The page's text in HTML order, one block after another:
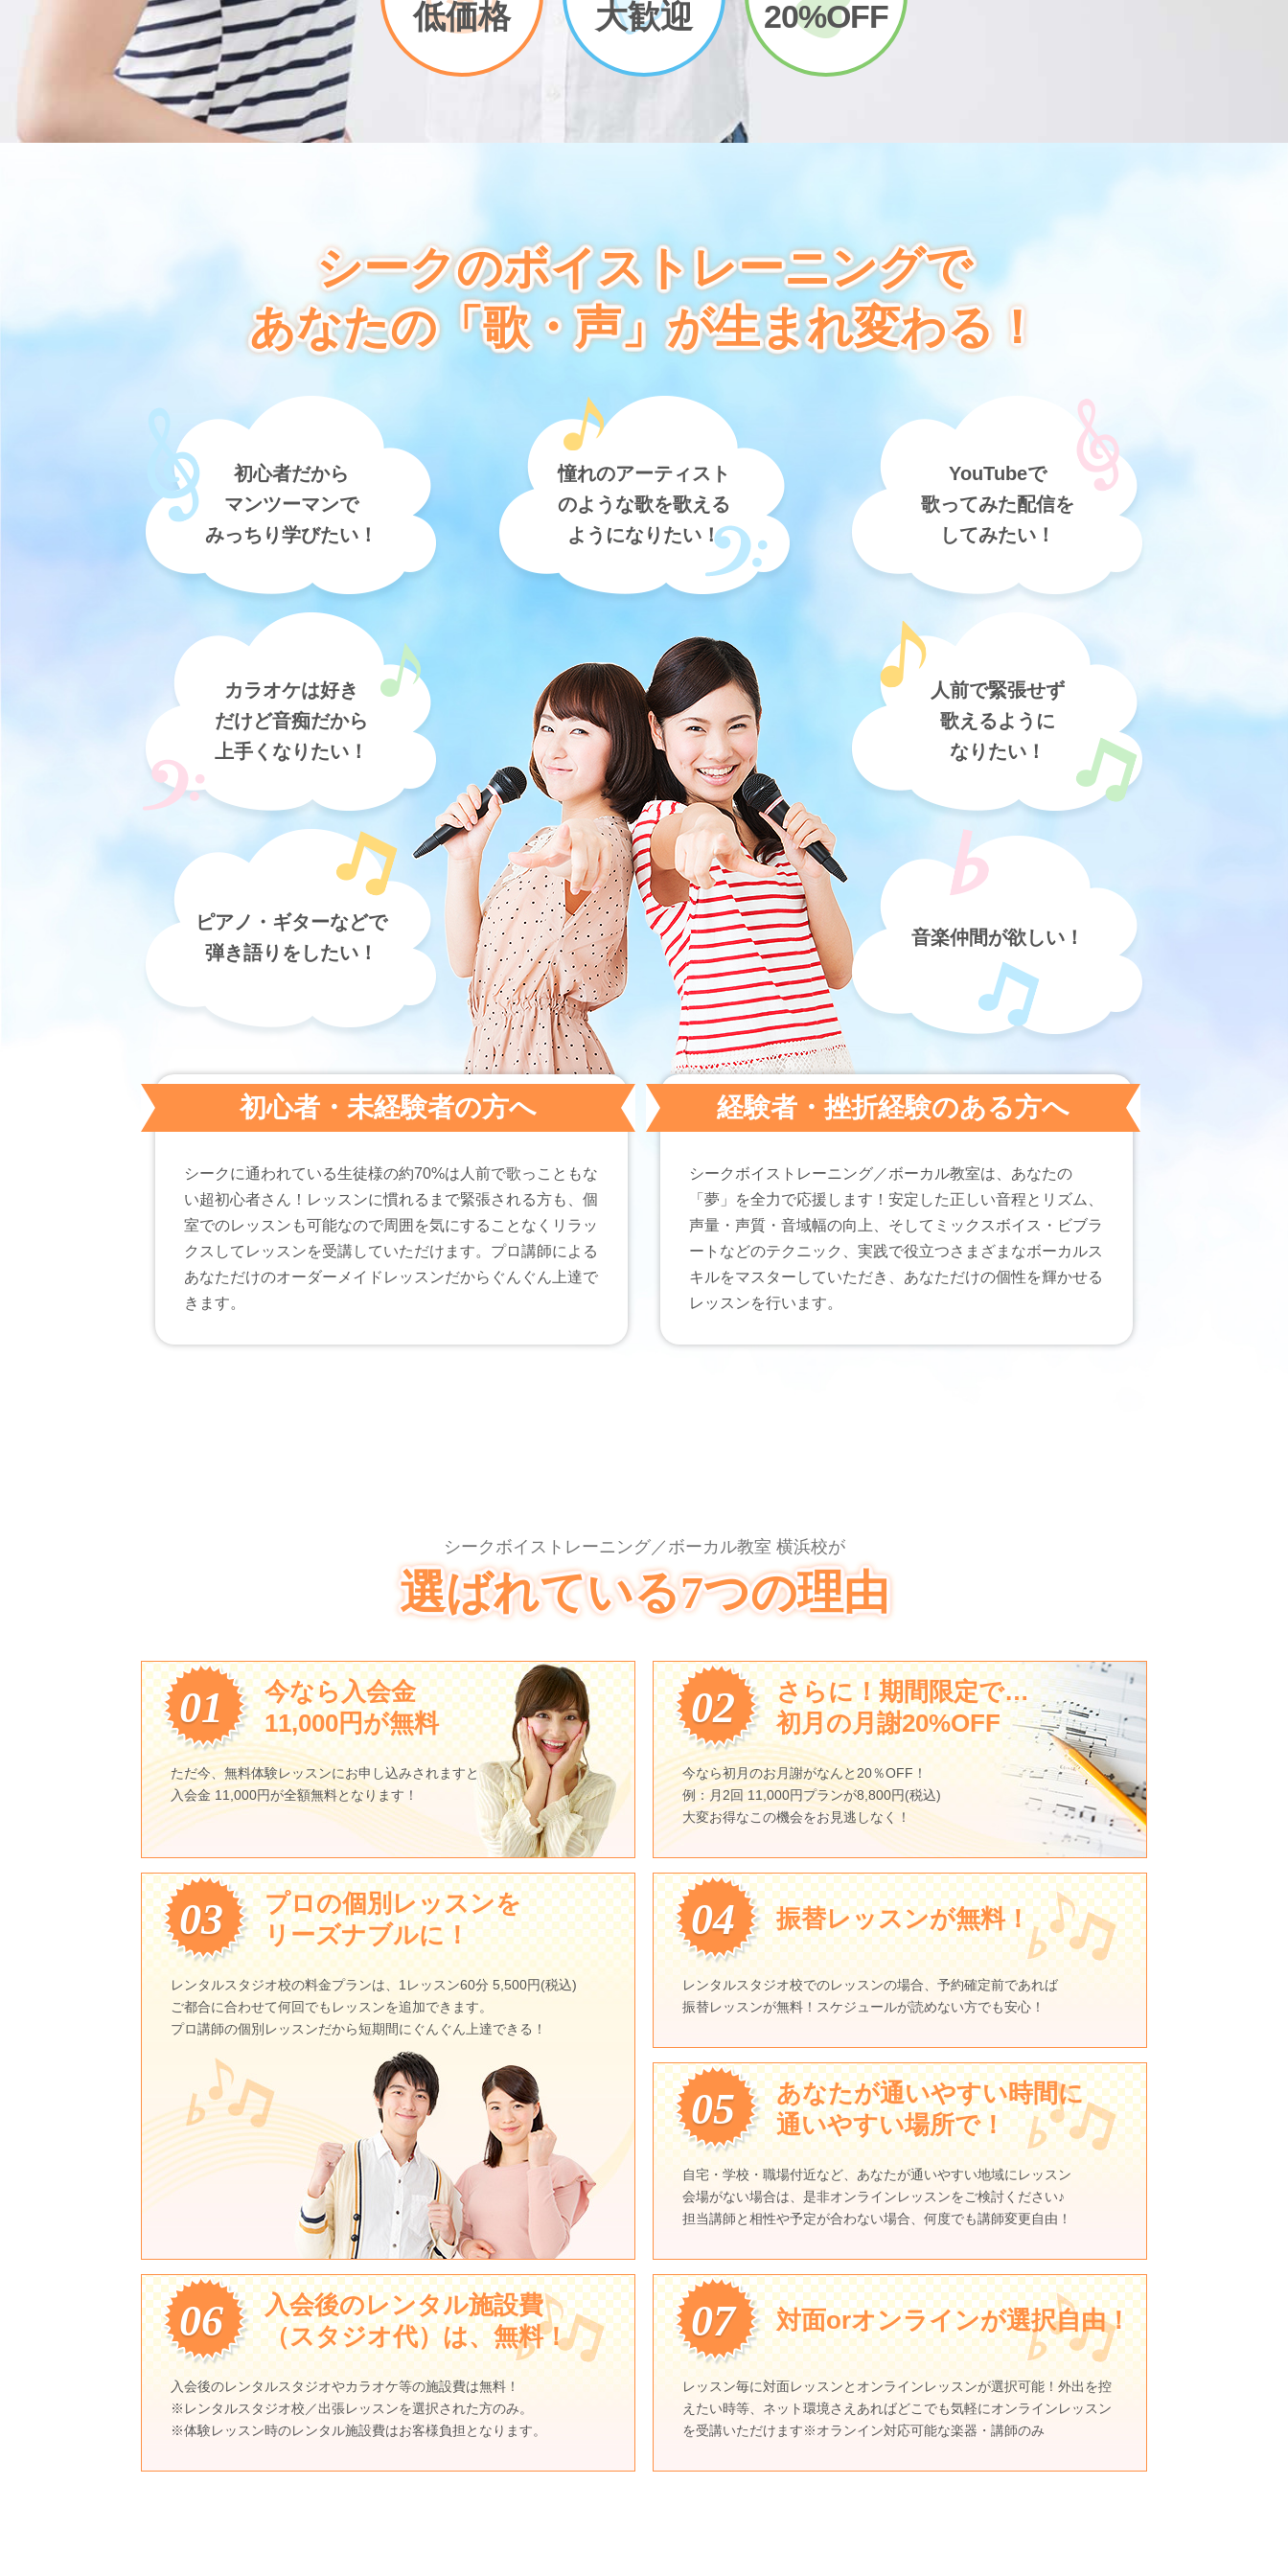
低価格 大歓迎 20%OFF
シークのボイストレーニングで
あなたの「歌・声」が生まれ変わる！
初心者だから
マンツーマンで
みっちり学びたい！
憧れのアーティスト
のような歌を歌える
ようになりたい！
YouTubeで
歌ってみた配信を
してみたい！
カラオケは好き
だけど音痴だから
上手くなりたい！
人前で緊張せず
歌えるように
なりたい！
ピアノ・ギターなどで
弾き語りをしたい！
音楽仲間が欲しい！
初心者・未経験者の方へ
シークに通われている生徒様の約70%は人前で歌っこともな
い超初心者さん！レッスンに慣れるまで緊張される方も、個
室でのレッスンも可能なので周囲を気にすることなくリラッ
クスしてレッスンを受講していただけます。プロ講師による
あなただけのオーダーメイドレッスンだからぐんぐん上達で
きます。
経験者・挫折経験のある方へ
シークボイストレーニング／ボーカル教室は、あなたの
「夢」を全力で応援します！安定した正しい音程とリズム、
声量・声質・音域幅の向上、そしてミックスボイス・ビブラ
ートなどのテクニック、実践で役立つさまざまなボーカルス
キルをマスターしていただき、あなただけの個性を輝かせる
レッスンを行います。
シークボイストレーニング／ボーカル教室 横浜校が
選ばれている7つの理由
01
今なら入会金
11,000円が無料
ただ今、無料体験レッスンにお申し込みされますと
入会金 11,000円が全額無料となります！
02
さらに！期間限定で…
初月の月謝20%OFF
今なら初月のお月謝がなんと20％OFF！
例：月2回 11,000円プランが8,800円(税込)
大変お得なこの機会をお見逃しなく！
03
プロの個別レッスンを
リーズナブルに！
レンタルスタジオ校の料金プランは、1レッスン60分 5,500円(税込)
ご都合に合わせて何回でもレッスンを追加できます。
プロ講師の個別レッスンだから短期間にぐんぐん上達できる！
04 振替レッスンが無料！
レンタルスタジオ校でのレッスンの場合、予約確定前であれば
振替レッスンが無料！スケジュールが読めない方でも安心！
05
あなたが通いやすい時間に
通いやすい場所で！
自宅・学校・職場付近など、あなたが通いやすい地域にレッスン
会場がない場合は、是非オンラインレッスンをご検討ください♪
担当講師と相性や予定が合わない場合、何度でも講師変更自由！
06
入会後のレンタル施設費
（スタジオ代）は、無料！
入会後のレンタルスタジオやカラオケ等の施設費は無料！
※レンタルスタジオ校／出張レッスンを選択された方のみ。
※体験レッスン時のレンタル施設費はお客様負担となります。
07 対面orオンラインが選択自由！
レッスン毎に対面レッスンとオンラインレッスンが選択可能！外出を控
えたい時等、ネット環境さえあればどこでも気軽にオンラインレッスン
を受講いただけます※オランイン対応可能な楽器・講師のみ